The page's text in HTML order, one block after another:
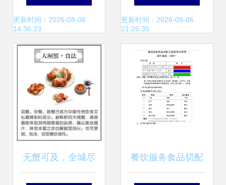
全攻略
更新时间：2026-08-06
14:36:23
人才的孵化基地
更新时间：2026-08-06
21:26:35
无蟹可及，全城尽 餐饮服务食品切配